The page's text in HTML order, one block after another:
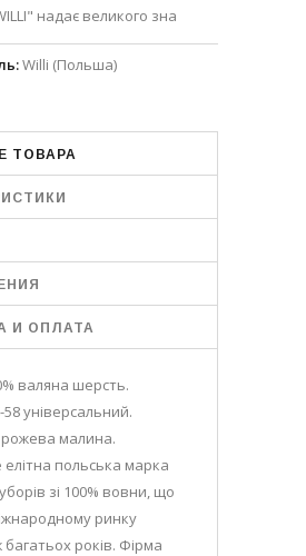
надає великого зна
:Willi (Польша)
ТОВАРА
И ОПЛАТА
валяна шерсть.
58 універсальний.
рожева малина.
елітна польська марка
зі 100% вовни, що
ринку
років. Фірма